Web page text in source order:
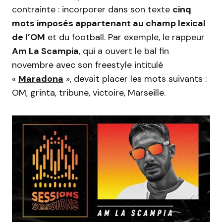
contrainte : incorporer dans son texte cinq
mots imposés appartenant au champ lexical
de l’OM et du football. Par exemple, le rappeur
Am La Scampia, qui a ouvert le bal fin
novembre avec son freestyle intitulé
« Maradona », devait placer les mots suivants :
OM, grinta, tribune, victoire, Marseille.